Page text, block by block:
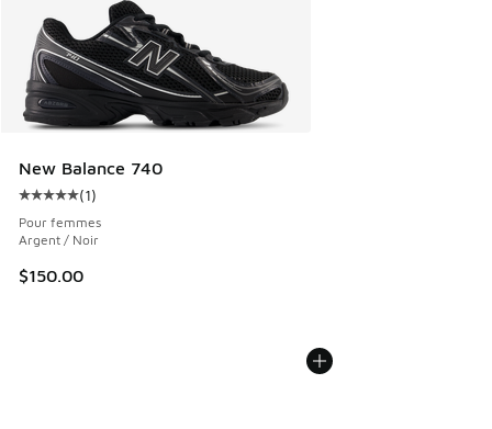
New Balance 740
Cote moyenne du client - [5 sur 5 étoiles], 1 commentaires
(1)
Pour femmes
Argent / Noir
$150.00